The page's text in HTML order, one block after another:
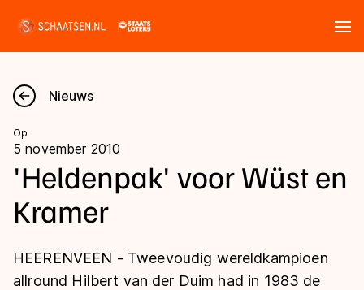
Nieuws
Kalender
Disciplines
Langebaan
Uitslagen
Nieuws
Op
5 november 2010
'Heldenpak' voor Wüst en
Kramer
HEERENVEEN - Tweevoudig wereldkampioen
allround Hilbert van der Duim had in 1983 de